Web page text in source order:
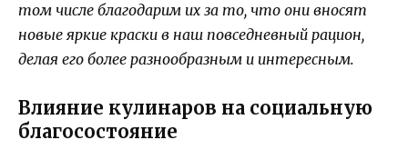
том числе благодарим их за то, что они вносят
новые яркие краски в наш повседневный рацион,
делая его более разнообразным и интересным.
Влияние кулинаров на социальную
благосостояние